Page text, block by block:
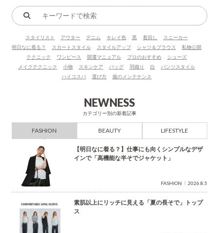
キ
ワ
ー
ド
で
スタイリスト アウター デニム キレイ色 黒 着回し
スニーカー
明日なに着る？
スカートスタイル スタイルアップ シャツ＆ブラウス
私物公開
テクニック
ワンピース 開運マニュアル プロのおすすめ
シューズ
メイクテクニック
小物 スキンケア バッグ 羽織り 白
パンツスタイル
ハイコスパ
選び方 服のメンテナンス
NEWNESS
カテゴリー別の新着記事
FASHION BEAUTY LIFESTYLE
【明日なに着る？】仕事にも向くシンプルなデザ
インで「高機能な半そでジャケット」
FASHION 2026.8.5
素肌以上にリッチに見える「夏の長そで」トップ
ス